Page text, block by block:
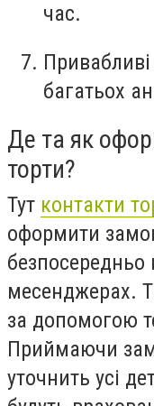
час.
багатьох
Де та як
торти?
Тут контакти
оформити
безпосередньо
месенджерах.
за допомогою
Приймаючи
уточнить усі